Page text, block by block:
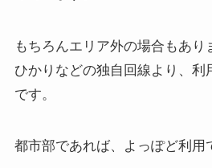
もちろんエリア外の場合もあり
ひかりなどの独自回線より、利
です。
都市部であれば、よっぽど利用